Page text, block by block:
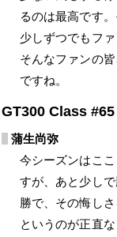
るのは最高です
少しずつでもフ
そんなファンの
ですね。
GT300 Class
蒲生尚弥
今シーズンはこ
すが、あと少し
勝で、その悔し
というのが正直